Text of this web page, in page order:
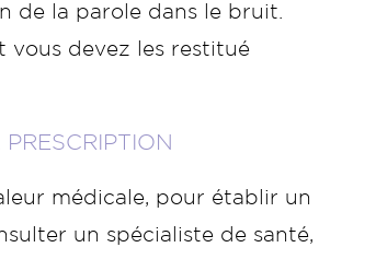
de la parole dans le bruit.
vous devez les restitué
médicale, pour établir un
un spécialiste de santé,